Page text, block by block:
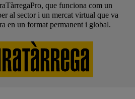
que funciona com un
al sector i un mercat virtual que va
en un format permanent i global.